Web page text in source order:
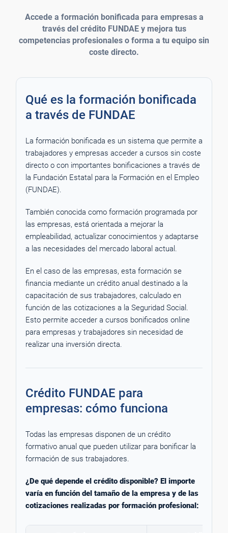
Accede a formación bonificada para empresas a
través del crédito FUNDAE y mejora tus
competencias profesionales o forma a tu equipo sin
coste directo.
Qué es la formación bonificada
a través de FUNDAE
La formación bonificada es un sistema que permite a
trabajadores y empresas acceder a cursos sin coste
directo o con importantes bonificaciones a través de
la Fundación Estatal para la Formación en el Empleo
(FUNDAE).
También conocida como formación programada por
las empresas, está orientada a mejorar la
empleabilidad, actualizar conocimientos y adaptarse
a las necesidades del mercado laboral actual.
En el caso de las empresas, esta formación se
financia mediante un crédito anual destinado a la
capacitación de sus trabajadores, calculado en
función de las cotizaciones a la Seguridad Social.
Esto permite acceder a cursos bonificados online
para empresas y trabajadores sin necesidad de
realizar una inversión directa.
Crédito FUNDAE para
empresas: cómo funciona
Todas las empresas disponen de un crédito
formativo anual que pueden utilizar para bonificar la
formación de sus trabajadores.
¿De qué depende el crédito disponible? El importe
varía en función del tamaño de la empresa y de las
cotizaciones realizadas por formación profesional: